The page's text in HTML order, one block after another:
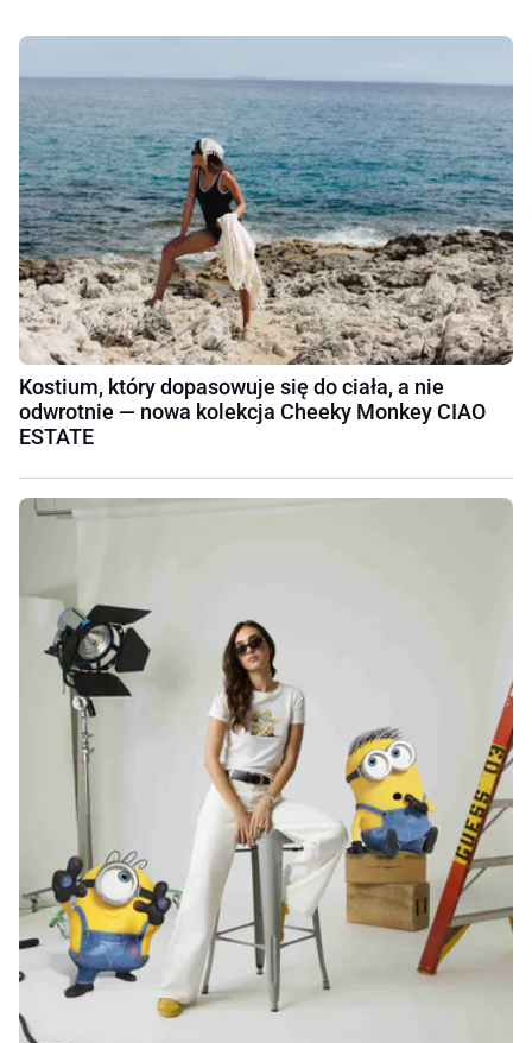
Kostium, który dopasowuje się do ciała, a nie
odwrotnie — nowa kolekcja Cheeky Monkey CIAO
ESTATE